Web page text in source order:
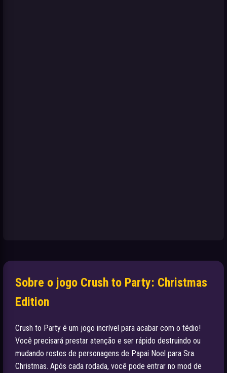
Sobre o jogo Crush to Party: Christmas
Edition
Crush to Party é um jogo incrível para acabar com o tédio!
Você precisará prestar atenção e ser rápido destruindo ou
mudando rostos de personagens de Papai Noel para Sra.
Christmas. Após cada rodada, você pode entrar no mod de